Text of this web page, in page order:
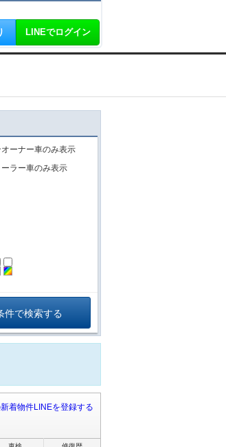
LINEでログイン
オーナー車のみ表示
ラー車のみ表示
プル
グレー
着物件LINEを登録する